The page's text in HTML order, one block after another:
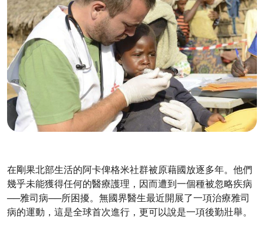
在剛果北部生活的阿卡俾格米社群被原藉國放逐多年。他們
幾乎未能獲得任何的醫療護理，因而遭到一個種被忽略疾病
──雅司病──所困擾。無國界醫生最近開展了一項治療雅司
病的運動，這是全球首次進行，更可以說是一項後勤壯舉。